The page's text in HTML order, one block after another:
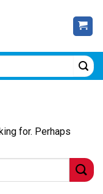
for. Perhaps